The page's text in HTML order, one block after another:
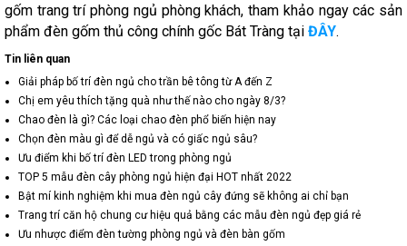
gốm trang trí phòng ngủ phòng khách, tham khảo ngay các sản
phẩm đèn gốm thủ công chính gốc Bát Tràng tại ĐÂY.
Tin liên quan
Giải pháp bố trí đèn ngủ cho trần bê tông từ A đến Z
Chị em yêu thích tặng quà như thế nào cho ngày 8/3?
Chao đèn là gì? Các loại chao đèn phổ biến hiện nay
Chọn đèn màu gì để dễ ngủ và có giấc ngủ sâu?
Ưu điểm khi bố trí đèn LED trong phòng ngủ
TOP 5 mẫu đèn cây phòng ngủ hiện đại HOT nhất 2022
Bật mí kinh nghiệm khi mua đèn ngủ cây đứng sẽ không ai chỉ bạn
Trang trí căn hộ chung cư hiệu quả bằng các mẫu đèn ngủ đẹp giá rẻ
Ưu nhược điểm đèn tường phòng ngủ và đèn bàn gốm